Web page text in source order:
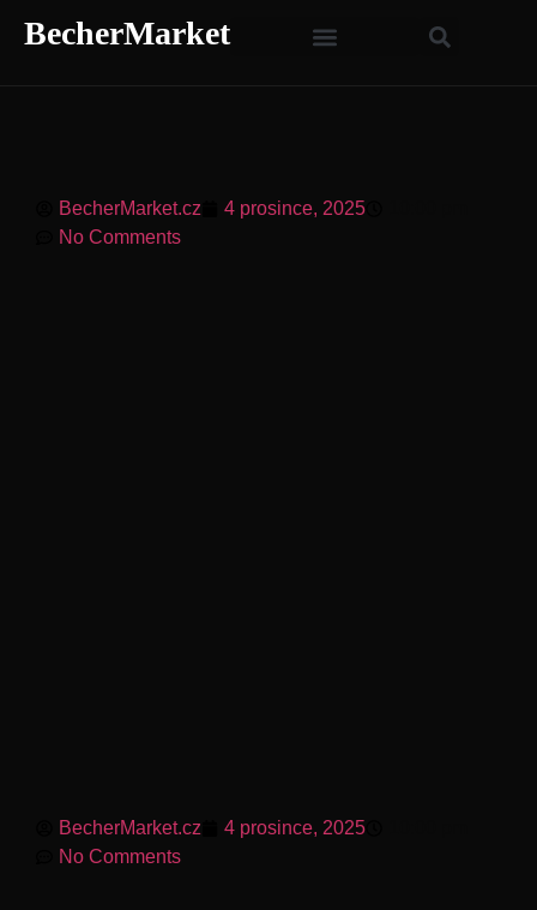
BecherMarket
BecherMarket.cz 4 prosince, 2025
No Comments
BecherMarket.cz 4 prosince, 2025
No Comments